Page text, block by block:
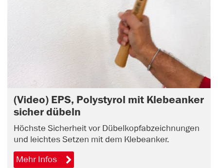
(Video) EPS, Polystyrol mit Klebeanker
sicher dübeln
Höchste Sicherheit vor Dübelkopfabzeichnungen
und leichtes Setzen mit dem Klebeanker.
Mehr Infos